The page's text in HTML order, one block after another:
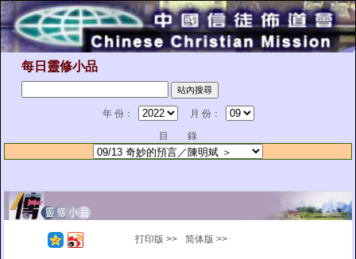
每日靈修小品
年 份：
月 份：
目 錄
打印版 >> 简体版 >>